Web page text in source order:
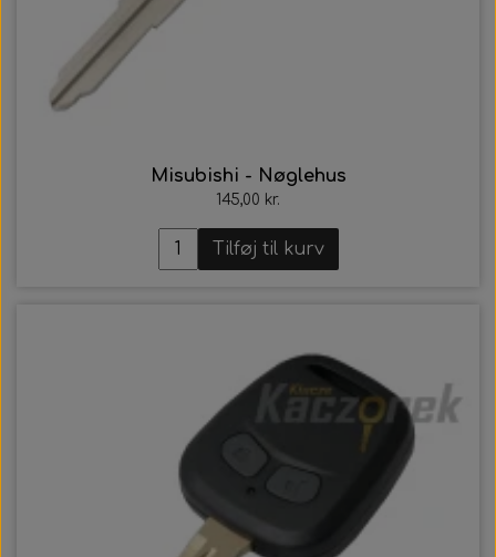
Misubishi - Nøglehus
145,00 kr.
Tilføj til kurv